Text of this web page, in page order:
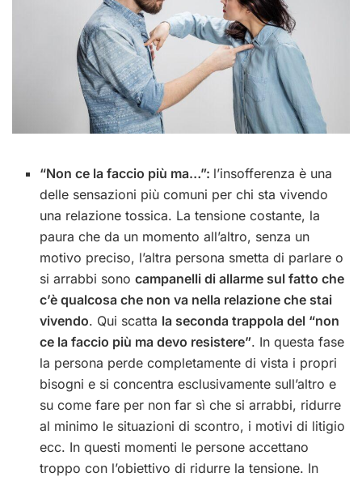
“Non ce la faccio più ma…”: l’insofferenza è una
delle sensazioni più comuni per chi sta vivendo
una relazione tossica. La tensione costante, la
paura che da un momento all’altro, senza un
motivo preciso, l’altra persona smetta di parlare o
si arrabbi sonocampanelli di allarme sul fatto che
c’è qualcosa che non va nella relazione che stai
vivendo. Qui scatta la seconda trappola del “non
ce la faccio più ma devo resistere”. In questa fase
la persona perde completamente di vista i propri
bisogni e si concentra esclusivamente sull’altro e
su come fare per non far sì che si arrabbi, ridurre
al minimo le situazioni di scontro, i motivi di litigio
ecc. In questi momenti le persone accettano
troppo con l’obiettivo di ridurre la tensione. In